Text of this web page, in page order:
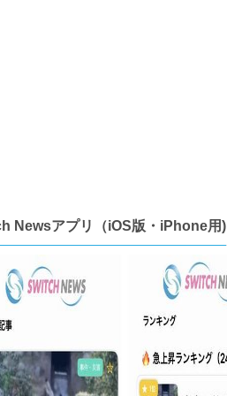
Newsアプリ（iOS版・iPhone用)